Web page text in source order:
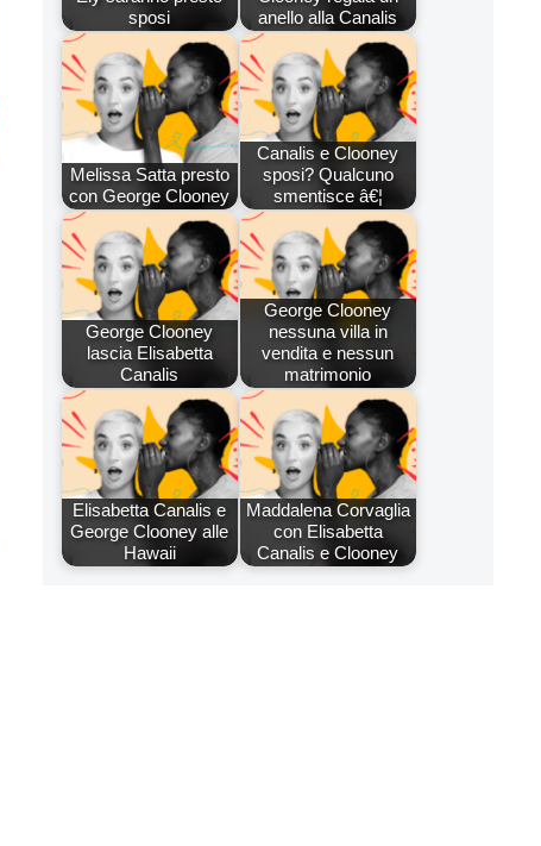
sposi
anello alla Canalis
Melissa Satta presto
con George Clooney
Canalis e Clooney
sposi? Qualcuno
smentisce â€¦
George Clooney
lascia Elisabetta
Canalis
George Clooney
nessuna villa in
vendita e nessun
matrimonio
Elisabetta Canalis e
George Clooney alle
Hawaii
Maddalena Corvaglia
con Elisabetta
Canalis e Clooney